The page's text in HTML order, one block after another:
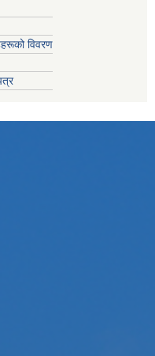
विवरण